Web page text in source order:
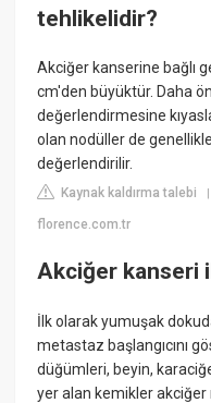
tehlikelidir?
Akciğer kanserine bağlı
cm'den büyüktür. Daha
değerlendirmesine
olan nodüller de
değerlendirilir.
Kaynak kaldırma talebi
florence.com.tr
Akciğer kanseri
İlk olarak yumuşak
metastaz başlangıcını
düğümleri, beyin,
yer alan kemikler